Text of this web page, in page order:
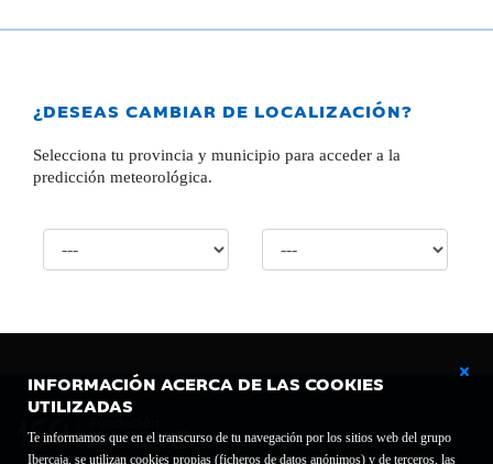
INFORMACIÓN ACERCA DE LAS COOKIES
UTILIZADAS
Te informamos que en el transcurso de tu navegación por los sitios web del grupo
Ibercaja, se utilizan cookies propias (ficheros de datos anónimos) y de terceros, las
¿DESEAS CAMBIAR DE LOCALIZACIÓN?
Selecciona tu provincia y municipio para acceder a la
predicción meteorológica.